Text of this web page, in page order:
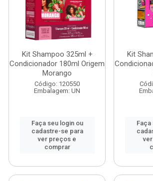
Kit Shampoo 325ml +
Condicionador 180ml Origem
Morango
Código: 120550
Embalagem: UN
Faça seu login ou
cadastre-se para
ver preços e
comprar
Kit
Faça